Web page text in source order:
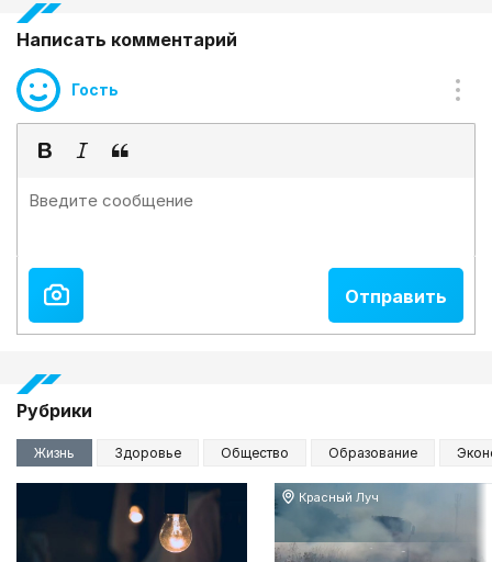
Написать комментарий
Гость
Рубрики
Жизнь Здоровье Общество Образование
Красный Луч